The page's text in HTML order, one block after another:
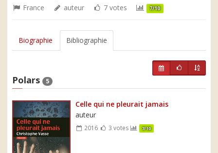
France auteur 7 votes 7/10
Biographie Bibliographie
Polars 5
Celle qui ne pleurait jamais
auteur
2016 3 votes 7/10